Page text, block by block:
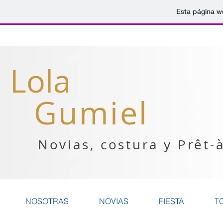
Esta página
Lola
Gumiel
Novias, costura y
NOSOTRAS NOVIAS FIESTA